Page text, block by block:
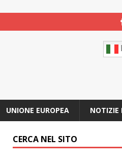
UNIONE EUROPEA NOTIZIE
CERCA NEL SITO